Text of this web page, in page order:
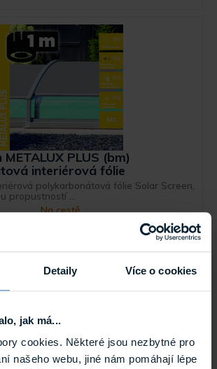
Detaily Více o cookies
jak má...
cookies. Některé jsou nezbytné pro
našeho webu, jiné nám pomáhají lépe
PLUS (bm)
interiérová fólie
polykarbonátová fólie Solar Screen,
propustností ...
Na cestě